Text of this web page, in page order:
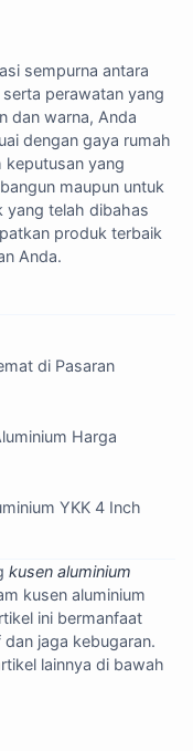
sempurna antara
perawatan yang
dan warna, Anda
dengan gaya rumah
keputusan yang
maupun untuk
yang telah dibahas
produk terbaik
Anda.
di Pasaran
Harga
YKK 4 Inch
kusen aluminium
kusen aluminium
ini bermanfaat
jaga kebugaran.
lainnya di bawah